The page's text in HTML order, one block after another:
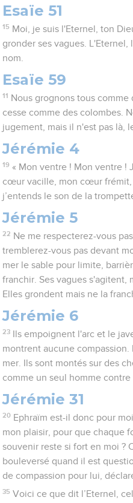
Esaïe 51
15 Moi, je suis l'Eternel, ton
gronder ses vagues. L'Eternel,
nom.
Esaïe 59
11 Nous grognons tous comme
cesse comme des colombes.
jugement, mais il n'est pas là,
Jérémie 4
19 « Mon ventre ! Mon ventre !
cœur vacille, mon cœur frémit,
j’entends le son de la
Jérémie 5
22 Ne me respecterez-vous
tremblerez-vous pas devant
mer le sable pour limite,
franchir. Ses vagues s'agitent,
Elles grondent mais ne la
Jérémie 6
23
Ils empoignent l'arc et le
montrent aucune
mer. Ils sont montés sur des
comme un seul homme
Jérémie 31
20 Ephraïm est-il donc pour
mon plaisir, pour que chaque
souvenir reste si fort en moi ?
bouleversé quand il est
de compassion pour lui,
35 Voici ce que dit l’Eternel,